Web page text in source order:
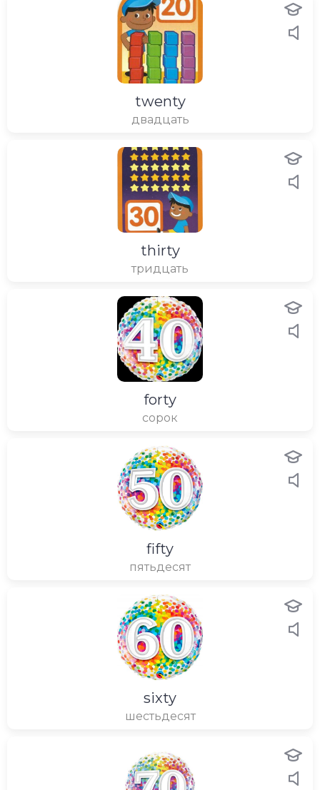
twenty
двадцать
thirty
тридцать
forty
сорок
fifty
пятьдесят
sixty
шестьдесят